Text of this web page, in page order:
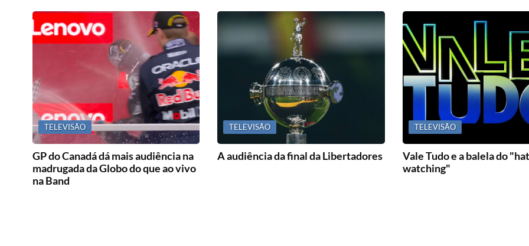
TELEVISÃO
GP do Canadá dá mais audiência na
madrugada da Globo do que ao vivo
na Band
TELEVISÃO
A audiência da final da Libertadores
TELEVISÃO
Vale Tudo e a balela do
watching"